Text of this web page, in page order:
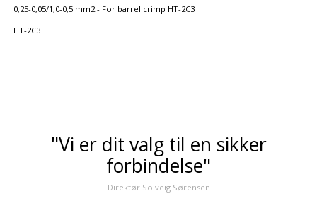
0,25-0,05/1,0-0,5 mm2 - For barrel crimp HT-2C3
HT-2C3
"Vi er dit valg til en sikker
forbindelse"
Direktør Solveig Sørensen